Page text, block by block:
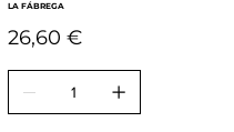
LA FÁBREGA
Precio
26,60 €